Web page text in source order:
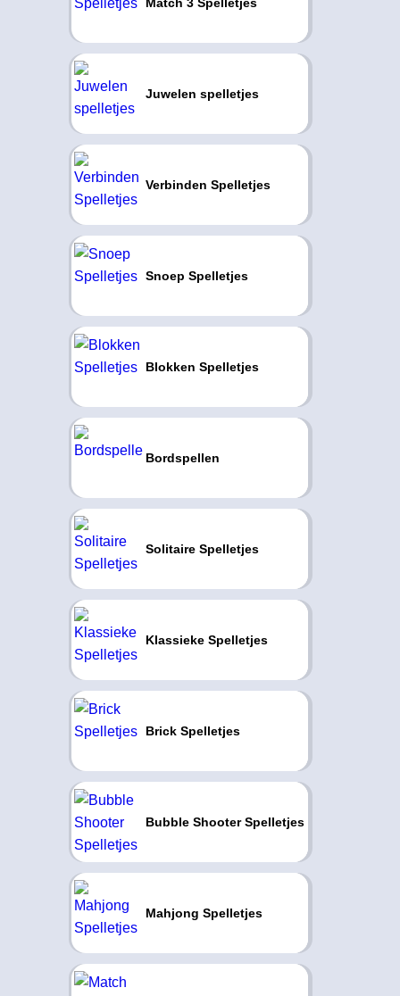
Juwelen spelletjes
Verbinden Spelletjes
Snoep Spelletjes
Blokken Spelletjes
Bordspellen
Solitaire Spelletjes
Klassieke Spelletjes
Brick Spelletjes
Bubble Shooter Spelletjes
Mahjong Spelletjes